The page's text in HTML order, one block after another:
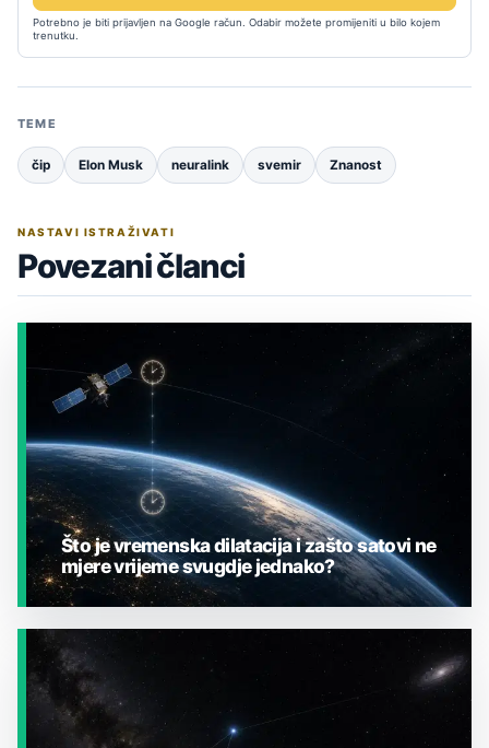
Potrebno je biti prijavljen na Google račun. Odabir možete promijeniti u bilo kojem
trenutku.
TEME
čip Elon Musk neuralink svemir Znanost
NASTAVI ISTRAŽIVATI
Povezani članci
JESTE LI ZNALI?
Što je vremenska dilatacija i zašto satovi ne
mjere vrijeme svugdje jednako?